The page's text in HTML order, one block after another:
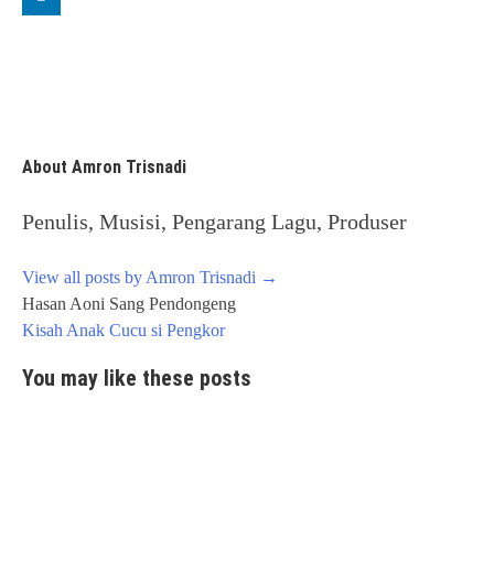
About Amron Trisnadi
Penulis, Musisi, Pengarang Lagu, Produser
View all posts by Amron Trisnadi →
Post
navigation
Hasan Aoni Sang Pendongeng
Kisah Anak Cucu si Pengkor
You may like these posts